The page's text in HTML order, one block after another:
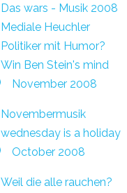
Das wars - Musik 2008
Mediale Heuchler
Politiker mit Humor?
Win Ben Stein's mind
November 2008
Novembermusik
wednesday is a holiday
October 2008
Weil die alle rauchen?